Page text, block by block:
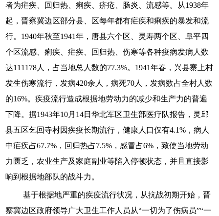
者为疟疾、回归热、痢疾、疥疮、肠炎、流感等。从1938年
起，晋察冀边区部分县、区每年都有疟疾和痢疾的暴发和流
行。1940年秋至1941年，唐县六个区、灵寿两个区、阜平四
个区流感、痢疾、疟疾、回归热、伤寒等各种疫病发病人数
达111178人，占当地总人数的77.3%。1941年春，兴县寨上村
发生伤寒流行，发病420余人，病死70人，发病数占全村人数
的16%。疾疫流行造成根据地劳动力的减少和生产力的普遍
下降。据1943年10月14日华北军区卫生部医疗队报告，灵邱
县五区乞回寺村因疾疫长期流行，健康人口仅有4.1%，病人
中疟疾占67.7%，回归热占7.5%，感冒占6%，致使当地劳动
力匮乏，农业生产及家庭副业等陷入停顿状态，并且直接影
响到根据地部队的战斗力。
基于根据地严重的疾疫流行状况，从抗战初期开始，晋
察冀边区政府领导广大卫生工作人员从“一切为了伤病员”“一